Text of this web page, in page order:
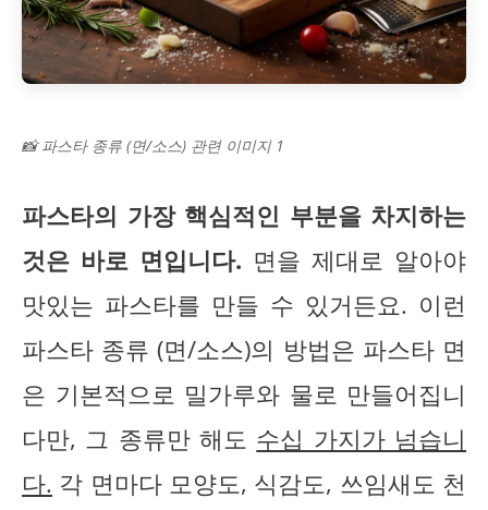
📸 파스타 종류 (면/소스) 관련 이미지 1
파스타의 가장 핵심적인 부분을 차지하는
것은 바로 면입니다. 면을 제대로 알아야
맛있는 파스타를 만들 수 있거든요. 이런
파스타 종류 (면/소스)의 방법은 파스타 면
은 기본적으로 밀가루와 물로 만들어집니
다만, 그 종류만 해도 수십 가지가 넘습니
다. 각 면마다 모양도, 식감도, 쓰임새도 천